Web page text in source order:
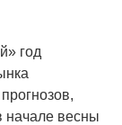
год
начале весны